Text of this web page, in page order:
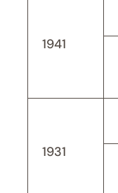
1941
1931